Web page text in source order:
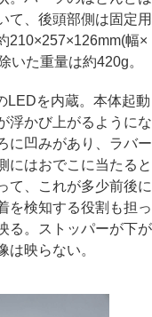
て、後頭部側は固定用
210×257×126mm(幅×
いた重量は約420g。
を内蔵。本体起動
浮かび上がるようにな
に凹みがあり、ラバー
にはおでこに当たると
て、これが多少前後に
を検知する役割も担っ
る。ストッパーが下が
は映らない。